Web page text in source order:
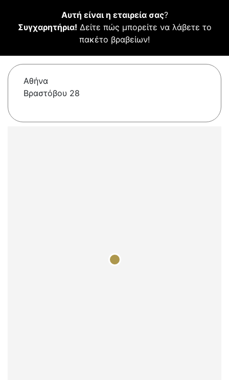
Αυτή είναι η εταιρεία σας?
Συγχαρητήρια! Δείτε πώς μπορείτε να λάβετε το
πακέτο βραβείων!
Αθήνα
Βραστόβου 28